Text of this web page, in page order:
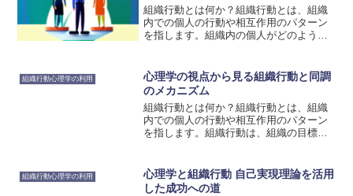
組織行動とは何か？組織行動とは、組織
内での個人の行動や相互作用のパターン
を指します。組織内の個人がどのように
きな影響を与える重要な要素です。組織
行動は、さまざまな要素に...
組織行動心理学の利用
心理学の視点から見る組織行動と同調
のメカニズム
組織行動とは何か？組織行動とは、組織
内での個人の行動や相互作用のパターン
を指します。組織行動は、組織の目標達
定、コミュニケーション、リーダーシッ
プ、チームワークなど、さ...
組織行動心理学の利用
心理学と組織行動 自己実現理論を活用
した成功への道